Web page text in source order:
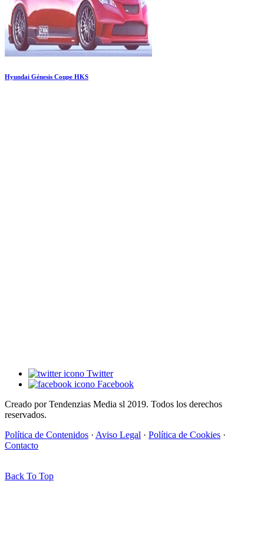
Hyundai Génesis Coupe HKS
Twitter
Facebook
Creado por Tendenzias Media sl 2019. Todos los derechos
reservados.
Política de Contenidos · Aviso Legal · Política de Cookies ·
Contacto
Back To Top